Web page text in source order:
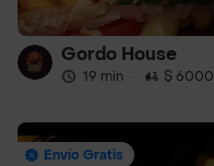
Gordo House
19 min · $ 6000
Envío Gratis